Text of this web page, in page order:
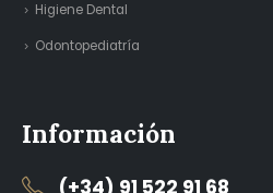
Higiene Dental
Odontopediatría
Información